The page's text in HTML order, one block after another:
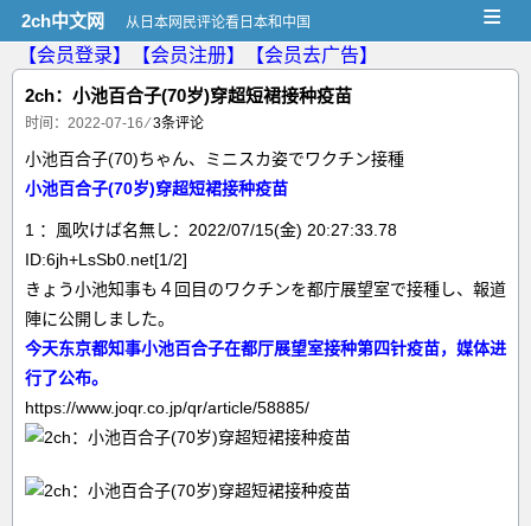
2ch中文网 从日本网民评论看日本和中国 ≡
【会员登录】 【会员注册】
【会员去广告】
2ch：小池百合子(70岁)穿超短裙接种疫苗
时间：2022-07-16 ⁄3条评论
小池百合子(70)ちゃん、ミニスカ姿でワクチン接種
小池百合子(70岁)穿超短裙接种疫苗
1 ：風吹けば名無し：2022/07/15(金) 20:27:33.78
ID:6jh+LsSb0.net[1/2]
きょう小池知事も４回目のワクチンを都庁展望室で接種し、報道
陣に公開しました。
今天东京都知事小池百合子在都厅展望室接种第四针疫苗，媒体进
行了公布。
https://www.joqr.co.jp/qr/article/58885/